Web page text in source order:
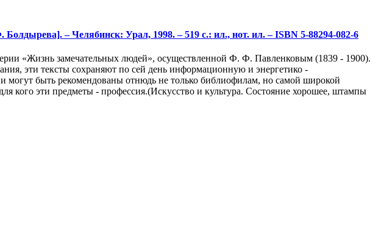
– Челябинск: Урал, 1998. – 519 с.: ил., нот. ил. – ISBN 5-88294-082-6
«Жизнь замечательных людей», осуществленной Ф. Ф. Павленковым (1839 - 1900).
эти тексты сохраняют по сей день информационную и энергетико -
могут быть рекомендованы отнюдь не только библиофилам, но самой широкой
кого эти предметы - профессия.(Искусство и культура. Состояние хорошее, штампы